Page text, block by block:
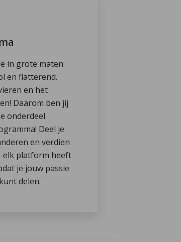
in grote maten
en flatterend.
en het
Daarom ben jij
onderdeel
Deel je
en verdien
elk platform heeft
je jouw passie
delen.